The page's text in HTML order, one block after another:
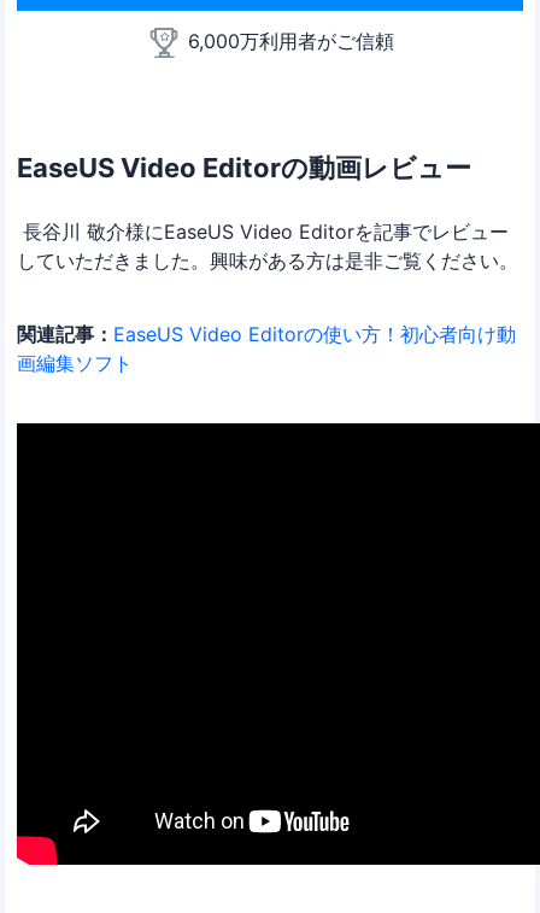
6,000万利用者がご信頼
EaseUS Video Editorの動画レビュー
長谷川 敬介様にEaseUS Video Editorを記事でレビュー
していただきました。興味がある方は是非ご覧ください。
関連記事： EaseUS Video Editorの使い方！初心者向け動
画編集ソフト